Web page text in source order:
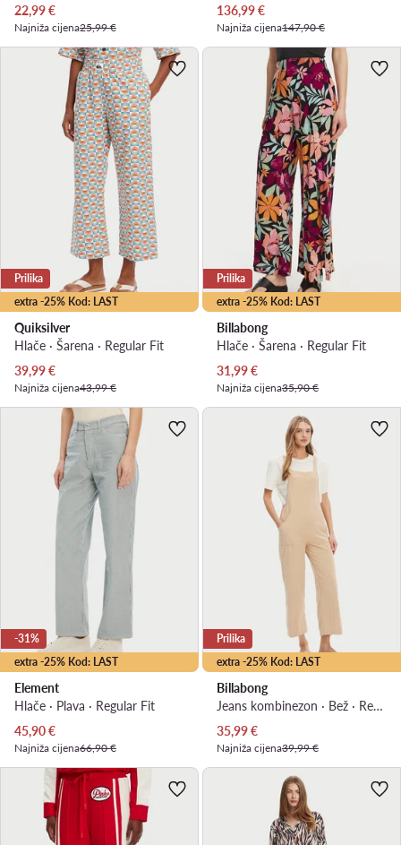
Trenutna cijena
22,99€
Najniža cijena25,99 €
Trenutna cijena
136,99€
Najniža cijena147,90 €
extra -25% Kod: LAST
Prilika
Quiksilver
Hlače · Šarena · Regular Fit
Trenutna cijena
39,99€
Najniža cijena43,99 €
extra -25% Kod: LAST
Prilika
Billabong
Hlače · Šarena · Regular Fit
Trenutna cijena
31,99€
Najniža cijena35,90 €
extra -25% Kod: LAST
-31%
Element
Hlače · Plava · Regular Fit
Trenutna cijena
45,90€
Najniža cijena66,90 €
extra -25% Kod: LAST
Prilika
Billabong
Jeans kombinezon · Bež · Regular Fit
Trenutna cijena
35,99€
Najniža cijena39,99 €